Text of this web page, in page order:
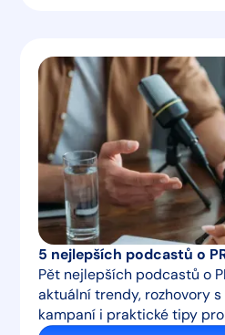
5 nejlepších podcastů o
Pět nejlepších podcastů o
aktuální trendy, rozhovory
kampaní i praktické tipy